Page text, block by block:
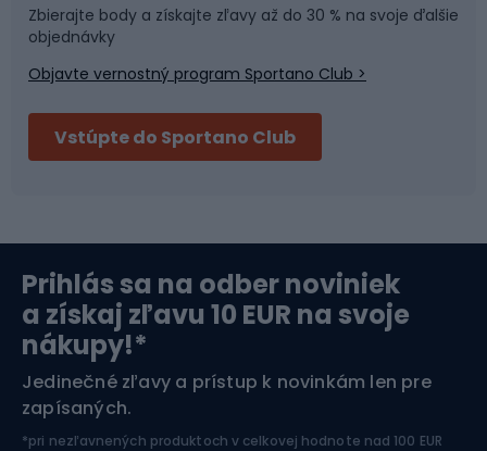
Športová medicína
Bushcraft
Bikepacking
Orientačný beh
Tímové športy
Fitness a posilňovňa
Cyklistické prilby
Lyžovanie
Športová elektronika
Jazdectvo
Zbierajte body a získajte zľavy až do 30 % na svoje ďalšie
objednávky
Objavte vernostný program Sportano Club >
Vstúpte do Sportano Club
Prihlás sa na odber noviniek
a získaj zľavu 10 EUR na svoje
nákupy!*
Jedinečné zľavy a prístup k novinkám len pre
zapísaných.
*pri nezľavnených produktoch v celkovej hodnote nad 100 EUR